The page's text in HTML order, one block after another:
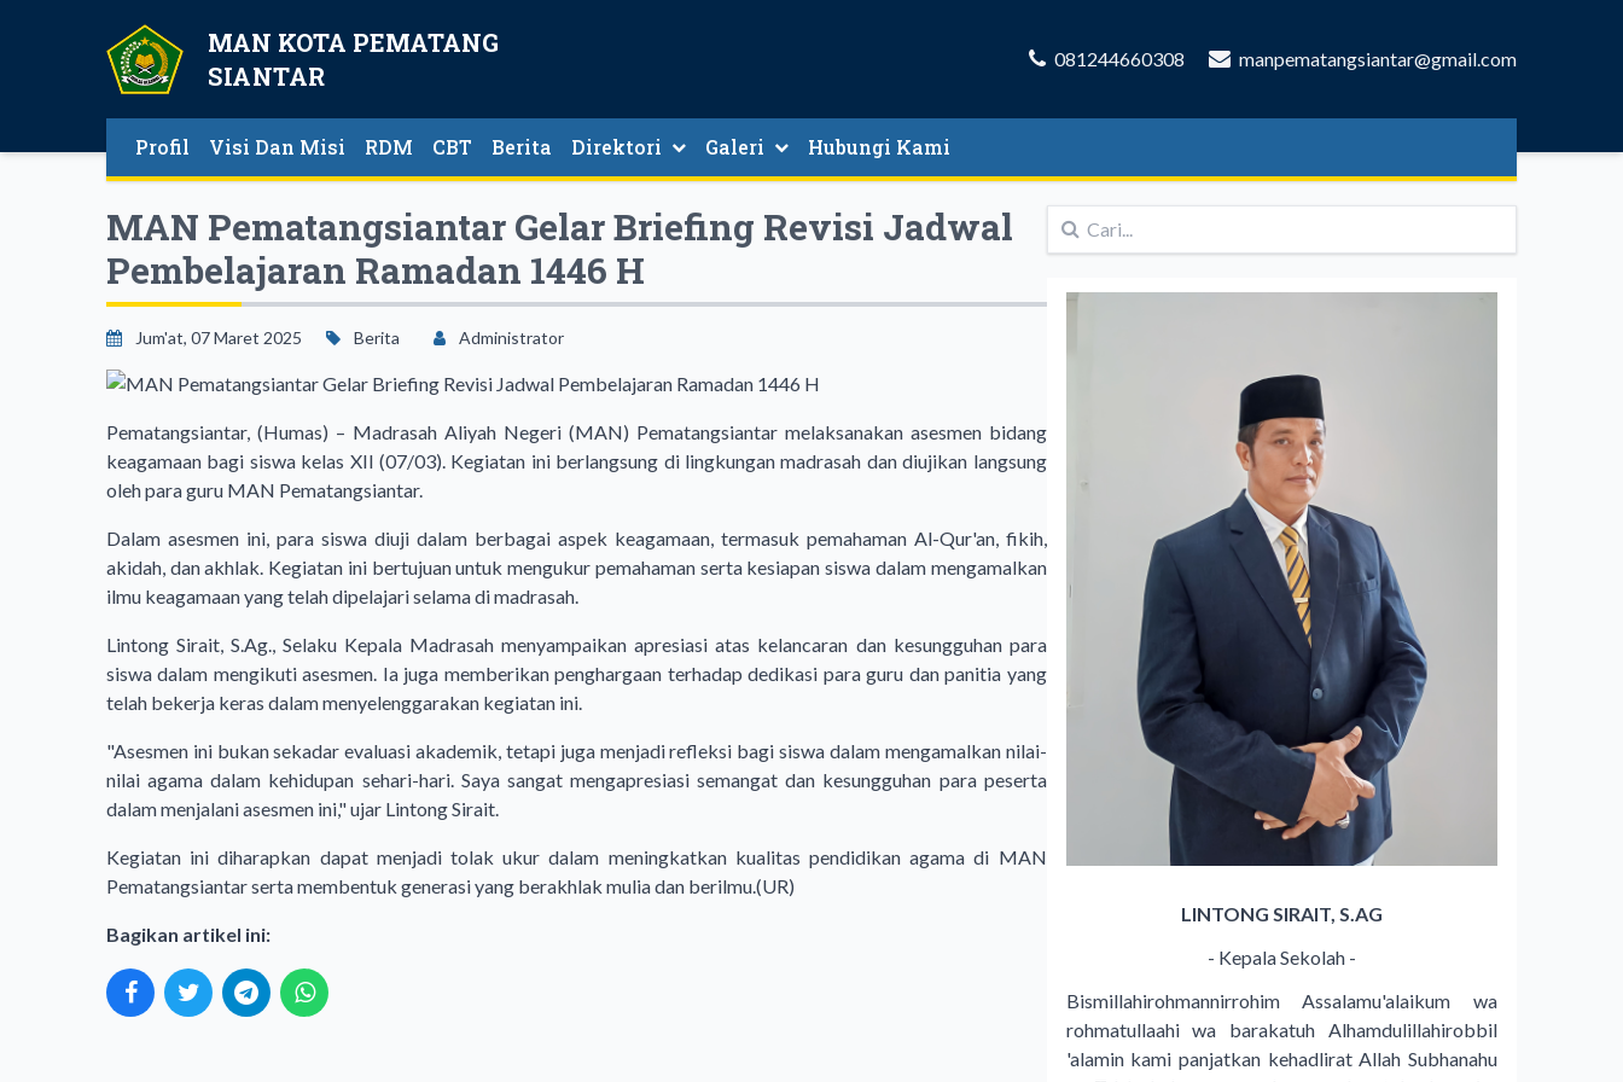
MAN KOTA PEMATANG
SIANTAR
081244660308 manpematangsiantar@gmail.com
Profil Visi Dan Misi RDM CBT Berita Direktori Galeri Hubungi Kami
MAN Pematangsiantar Gelar Briefing Revisi Jadwal
Pembelajaran Ramadan 1446 H
Jum'at, 07 Maret 2025 Berita Administrator
Pematangsiantar, (Humas) – Madrasah Aliyah Negeri (MAN) Pematangsiantar melaksanakan asesmen bidang
keagamaan bagi siswa kelas XII (07/03). Kegiatan ini berlangsung di lingkungan madrasah dan diujikan langsung
oleh para guru MAN Pematangsiantar.
Dalam asesmen ini, para siswa diuji dalam berbagai aspek keagamaan, termasuk pemahaman Al-Qur'an, fikih,
akidah, dan akhlak. Kegiatan ini bertujuan untuk mengukur pemahaman serta kesiapan siswa dalam mengamalkan
ilmu keagamaan yang telah dipelajari selama di madrasah.
Lintong Sirait, S.Ag., Selaku Kepala Madrasah menyampaikan apresiasi atas kelancaran dan kesungguhan para
siswa dalam mengikuti asesmen. Ia juga memberikan penghargaan terhadap dedikasi para guru dan panitia yang
telah bekerja keras dalam menyelenggarakan kegiatan ini.
"Asesmen ini bukan sekadar evaluasi akademik, tetapi juga menjadi refleksi bagi siswa dalam mengamalkan nilai-
nilai agama dalam kehidupan sehari-hari. Saya sangat mengapresiasi semangat dan kesungguhan para peserta
dalam menjalani asesmen ini," ujar Lintong Sirait.
Kegiatan ini diharapkan dapat menjadi tolak ukur dalam meningkatkan kualitas pendidikan agama di MAN
Pematangsiantar serta membentuk generasi yang berakhlak mulia dan berilmu.(UR)
Bagikan artikel ini:
LINTONG SIRAIT, S.AG
- Kepala Sekolah -
Bismillahirohmannirrohim Assalamu'alaikum wa
rohmatullaahi wa barakatuh Alhamdulillahirobbil
'alamin kami panjatkan kehadlirat Allah Subhanahu